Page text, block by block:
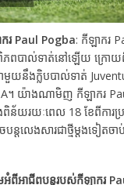
រ Paul Pogba: កីឡាករ
ភពបាល់ទាត់នៅឡើយ ក្រោយ
មួយនឹងក្លិបបាល់ទាត់
។ យ៉ាងណាមិញ កីឡាករ
ន័យរយៈពេល 18 ខែពីការប្
ន្តលេងសារជាថ្មីម្តងទៀតចាប់
អំពីអាជីពបន្តរបស់កីឡាករ